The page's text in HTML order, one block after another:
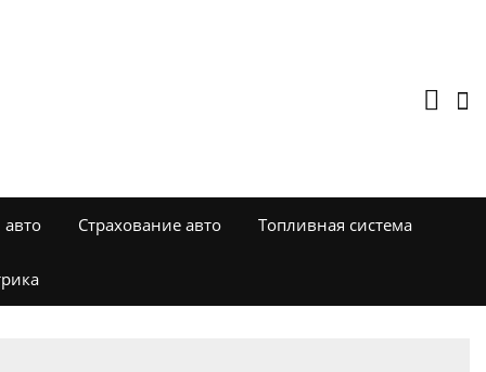
Страхование авто Топливная система